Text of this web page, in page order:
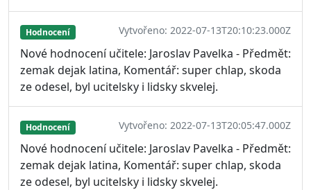
Hodnocení Vytvořeno: 2022-07-13T20:10:23.000Z
Nové hodnocení učitele: Jaroslav Pavelka - Předmět:
zemak dejak latina, Komentář: super chlap, skoda
ze odesel, byl ucitelsky i lidsky skvelej.
Hodnocení Vytvořeno: 2022-07-13T20:05:47.000Z
Nové hodnocení učitele: Jaroslav Pavelka - Předmět:
zemak dejak latina, Komentář: super chlap, skoda
ze odesel, byl ucitelsky i lidsky skvelej.